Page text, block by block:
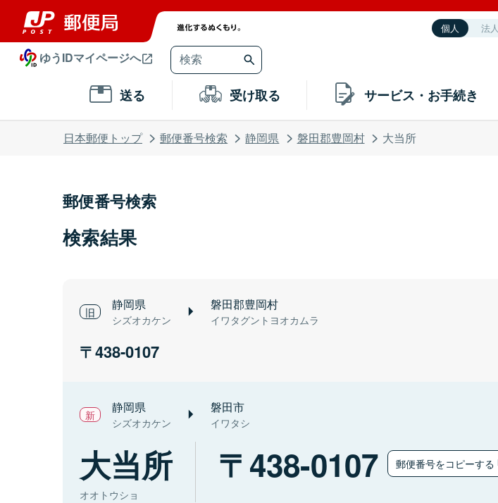
個人 法人
ゆうIDマイページへ
送る 受け取る サービス・お手続き
日本郵便トップ 郵便番号検索 静岡県 磐田郡豊岡村 大当所
郵便番号検索
検索結果
静岡県
シズオカケン
磐田郡豊岡村
イワタグントヨオカムラ
438-0107
静岡県
シズオカケン
磐田市
イワタシ
大当所
オオトウショ
438-0107 郵便番号をコピーする